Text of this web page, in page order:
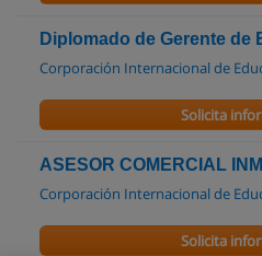
Diplomado de Gerente de
Corporación Internacional de
Solicita
ASESOR COMERCIAL
Corporación Internacional de
Solicita